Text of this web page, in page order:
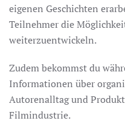
eigenen Geschichten
Teilnehmer die
weiterzuentwickeln.
Zudem bekommst du
Informationen über
Autorenalltag und
Filmindustrie.